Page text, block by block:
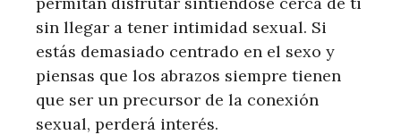
sin llegar a tener intimidad sexual. Si
estás demasiado centrado en el sexo y
piensas que los abrazos siempre tienen
que ser un precursor de la conexión
sexual, perderá interés.